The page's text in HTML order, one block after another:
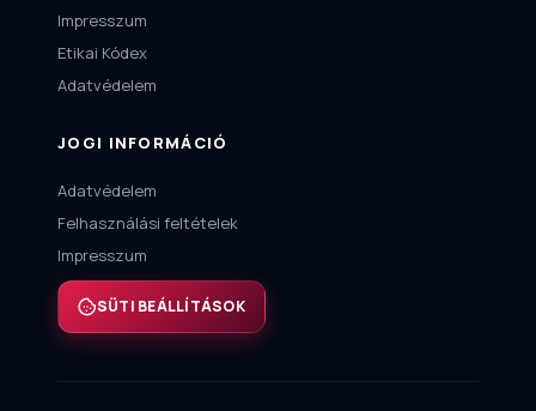
Impresszum
Etikai Kódex
Adatvédelem
JOGI INFORMÁCIÓ
Adatvédelem
Felhasználási feltételek
Impresszum
SÜTI BEÁLLÍTÁSOK